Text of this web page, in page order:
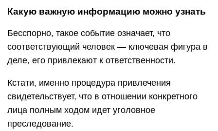
Какую важную информацию можно узнать
Бесспорно, такое событие означает, что
соответствующий человек — ключевая фигура в
деле, его привлекают к ответственности.
Кстати, именно процедура привлечения
свидетельствует, что в отношении конкретного
лица полным ходом идет уголовное
преследование.